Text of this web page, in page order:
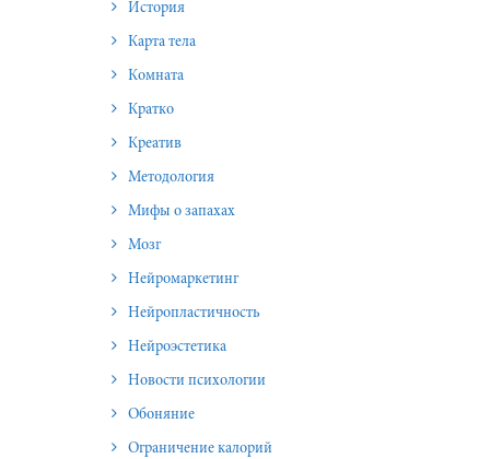
История
Карта тела
Комната
Кратко
Креатив
Методология
Мифы о запахах
Мозг
Нейромаркетинг
Нейропластичность
Нейроэстетика
Новости психологии
Обоняние
Ограничение калорий